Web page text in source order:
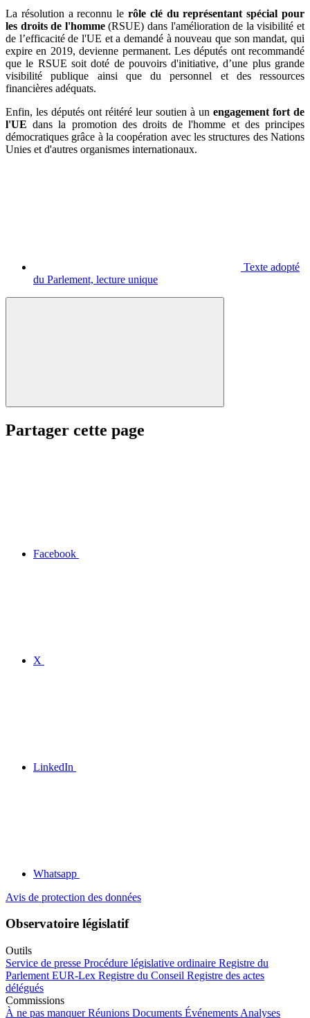
La résolution a reconnu le rôle clé du représentant spécial pour
les droits de l'homme(RSUE) dans l'amélioration de la visibilité et
de l’efficacité de l'UE et a demandé à nouveau que son mandat, qui
expire en 2019, devienne permanent. Les députés ont recommandé
que le RSUE soit doté de pouvoirs d'initiative, d’une plus grande
visibilité publique ainsi que du personnel et des ressources
financières adéquats.
Enfin, les députés ont réitéré leur soutien à un engagement fort de
l'UE dans la promotion des droits de l'homme et des principes
démocratiques grâce à la coopération avec les structures des Nations
Unies et d'autres organismes internationaux.
Texte adopté
du Parlement, lecture unique
Partager cette page
Facebook
X
LinkedIn
Whatsapp
Avis de protection des données
Observatoire législatif
Outils
Service de presse Procédure législative ordinaire Registre du
Parlement EUR-Lex Registre du Conseil Registre des actes
délégués
Commissions
À ne pas manquer Réunions Documents Événements Analyses